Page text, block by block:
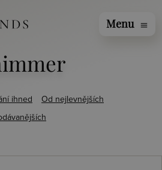
Menu menu
ihned Od nejlevnějších